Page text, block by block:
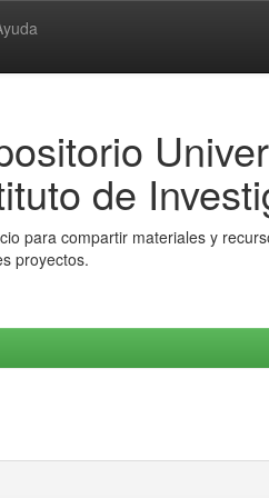
de
para compartir materiales y
proyectos.